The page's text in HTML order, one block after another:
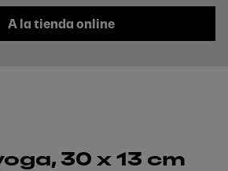
A la tienda online
30 x 13 cm